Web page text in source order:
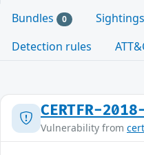
Bundles 0 Sightings
Detection rules
CERTFR-
Vulnerability from